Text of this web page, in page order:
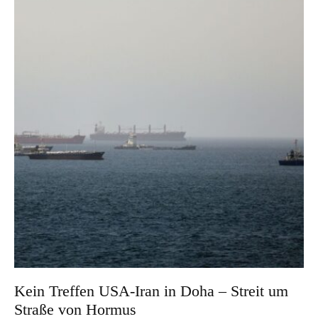
Kein Treffen USA-Iran in Doha – Streit um
Straße von Hormus